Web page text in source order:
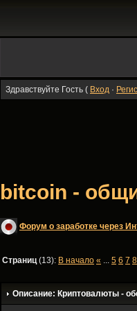
Здравствуйте Гость ( Вход ·
bitcoin -
Форум о заработке через
Страниц(13): В начало « ... 5 6 7 8
Описание: Криптовалюты -